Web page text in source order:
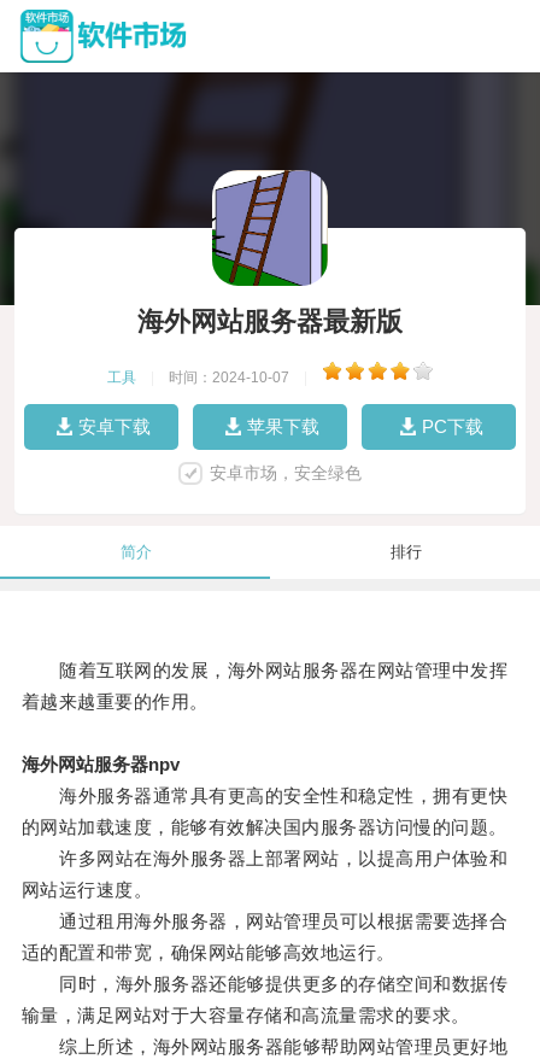
海外网站服务器最新版
工具 时间：2024-10-07
安卓下载 苹果下载 PC下载
安卓市场，安全绿色
简介 排行
随着互联网的发展，海外网站服务器在网站管理中发挥
着越来越重要的作用。
海外网站服务器npv
海外服务器通常具有更高的安全性和稳定性，拥有更快
的网站加载速度，能够有效解决国内服务器访问慢的问题。
许多网站在海外服务器上部署网站，以提高用户体验和
网站运行速度。
通过租用海外服务器，网站管理员可以根据需要选择合
适的配置和带宽，确保网站能够高效地运行。
同时，海外服务器还能够提供更多的存储空间和数据传
输量，满足网站对于大容量存储和高流量需求的要求。
综上所述，海外网站服务器能够帮助网站管理员更好地